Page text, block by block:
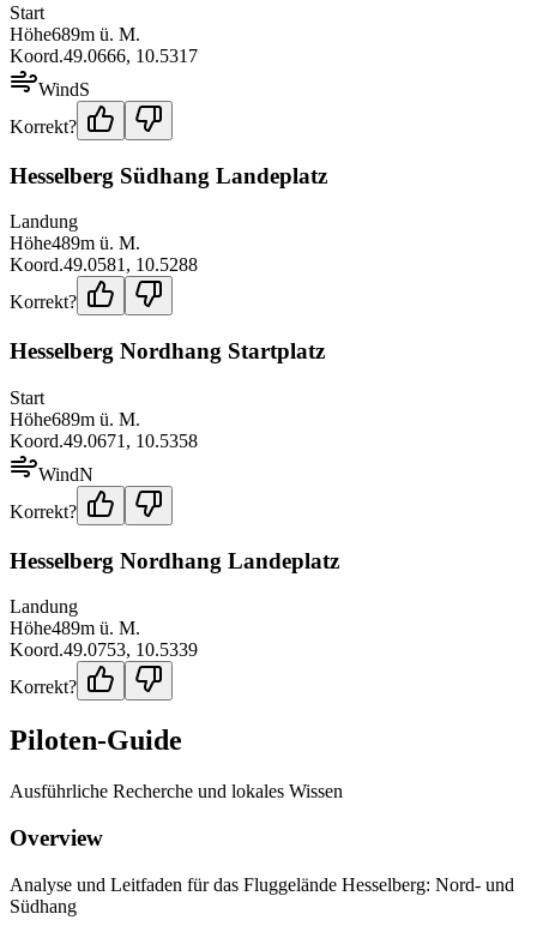
Start
Höhe689m ü. M.
Koord.49.0666, 10.5317
WindS
Korrekt?
Hesselberg Südhang Landeplatz
Landung
Höhe489m ü. M.
Koord.49.0581 , 10.5288
Korrekt?
Hesselberg Nordhang Startplatz
Start
Höhe689m ü. M.
Koord.49.0671 , 10.5358
WindN
Korrekt?
Hesselberg Nordhang Landeplatz
Landung
Höhe489m ü. M.
Koord.49.0753, 10.5339
Korrekt?
Piloten-Guide
Ausführliche Recherche und lokales Wissen
Overview
Analyse und Leitfaden für das Fluggelände Hesselberg: Nord- und
Südhang